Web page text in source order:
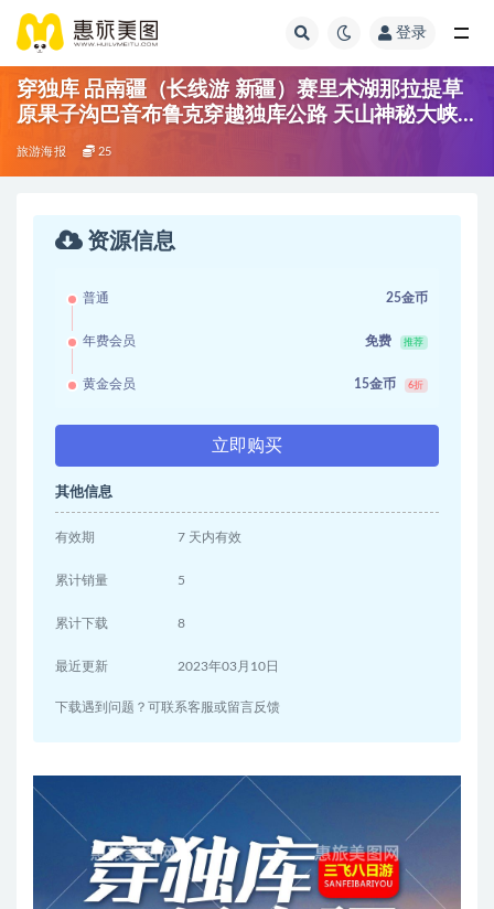
登录
穿独库 品南疆（长线游 新疆）赛里术湖那拉提草
原果子沟巴音布鲁克穿越独库公路 天山神秘大峡
谷 喀什-卡拉库里湖!艾提尔清真寺 热门
旅游海报 25
资源信息
普通 25金币
年费会员 免费 推荐
黄金会员 15金币 6折
立即购买
其他信息
有效期 7 天内有效
累计销量 5
累计下载 8
最近更新 2023年03月10日
下载遇到问题？可联系客服或留言反馈